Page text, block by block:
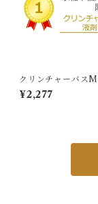
クリンチャーバス
0ml 1本
¥2,277